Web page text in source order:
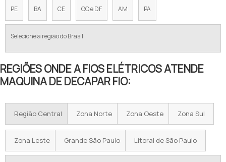
PE BA CE GO e DF AM PA
Selecione a região do Brasil
REGIÕES ONDE A FIOS ELÉTRICOS ATENDE
MAQUINA DE DECAPAR FIO:
Região Central Zona Norte Zona Oeste Zona Sul
Zona Leste Grande São Paulo Litoral de São Paulo